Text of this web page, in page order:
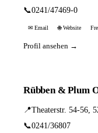
📞0241/47469-0
✉ Email 🌐 Website
Profil ansehen →
Rübben & Plum
📍Theaterstr. 54-56,
📞0241/36807